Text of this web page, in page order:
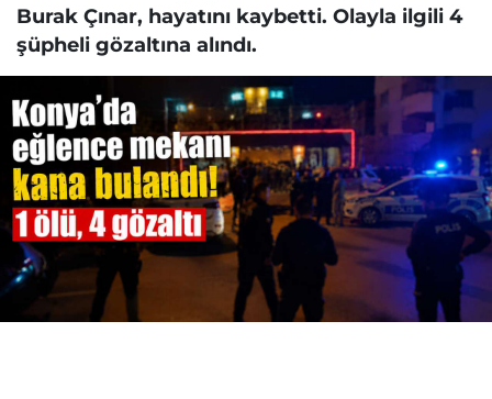
Burak Çınar, hayatını kaybetti. Olayla ilgili 4
şüpheli gözaltına alındı.